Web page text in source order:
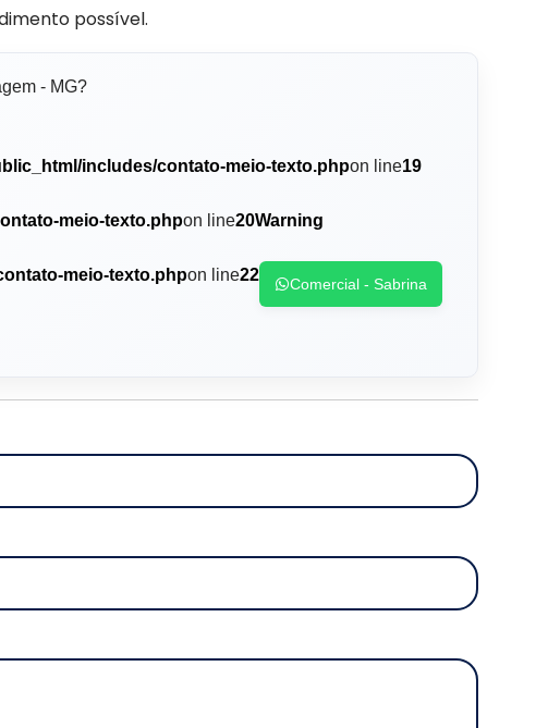
possível.
- MG?
includes/contato-meio-texto.phpon line19
meio-texto.phpon line20Warning
meio-texto.phpon line22 Comercial - Sabrina